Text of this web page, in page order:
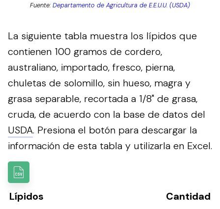
Fuente:Departamento de Agricultura de E.E.U.U. (USDA)
La siguiente tabla muestra los lípidos que
contienen 100 gramos de cordero,
australiano, importado, fresco, pierna,
chuletas de solomillo, sin hueso, magra y
grasa separable, recortada a 1/8" de grasa,
cruda, de acuerdo con la base de datos del
USDA. Presiona el botón para descargar la
información de esta tabla y utilizarla en Excel.
Lípidos Cantidad